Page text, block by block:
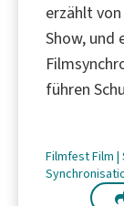
erzählt
Show, und
führen
FilmfestFilm |